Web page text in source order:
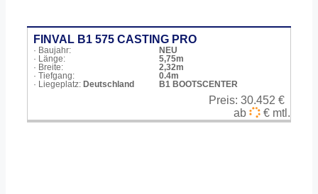
FINVAL B1 575 CASTING PRO
· Baujahr:
NEU
· Länge:
5,75m
· Breite:
2,32m
· Tiefgang:
0.4m
· Liegeplatz: Deutschland B1 BOOTSCENTER
Preis: 30.452 €
ab
€ mtl.